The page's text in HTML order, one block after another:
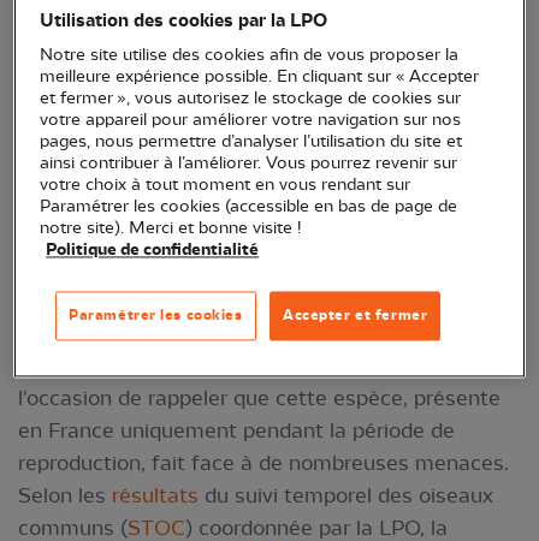
effectifs s'effondrent en France ?
l'occasion de rappeler que cette espèce, présente
en France uniquement pendant la période de
reproduction, fait face à de nombreuses menaces.
Selon les résultats du suivi temporel des oiseaux
communs (STOC) coordonnée par la LPO, la
Utilisation des cookies par la LPO
Notre site utilise des cookies afin de vous proposer la
meilleure expérience possible. En cliquant sur « Accepter
et fermer », vous autorisez le stockage de cookies sur
votre appareil pour améliorer votre navigation sur nos
pages, nous permettre d’analyser l’utilisation du site et
ainsi contribuer à l’améliorer. Vous pourrez revenir sur
votre choix à tout moment en vous rendant sur
Paramétrer les cookies (accessible en bas de page de
notre site). Merci et bonne visite !
Politique de confidentialité
Accepter et fermer
Paramétrer les cookies